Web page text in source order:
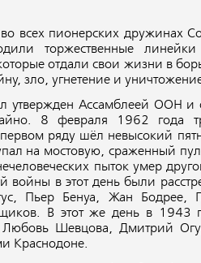
всех пионерских дружинах
торжественные
отдали свои жизни в
зло, угнетение и
утвержден Ассамблеей ООН и
8 февраля 1962 года
ряду шёл невысокий
на мостовую, сраженный
пыток умер
в этот день были
Пьер Бенуа, Жан Бодрее,
В этот же день в 1943
Шевцова, Дмитрий
Краснодоне.